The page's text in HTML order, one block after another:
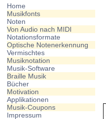
Home
Musikfonts
Noten
Von Audio nach MIDI
Notationsformate
Optische Notenerkennung
Vermischtes
Musiknotation
Musik-Software
Braille Musik
Bücher
Motivation
Applikationen
Musik-Coupons
Impressum